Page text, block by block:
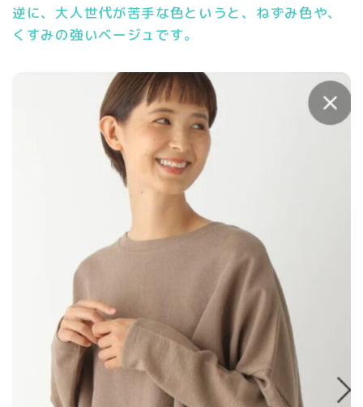
逆に、大人世代が苦手な色というと、ねずみ色や、
くすみの強いベージュです。